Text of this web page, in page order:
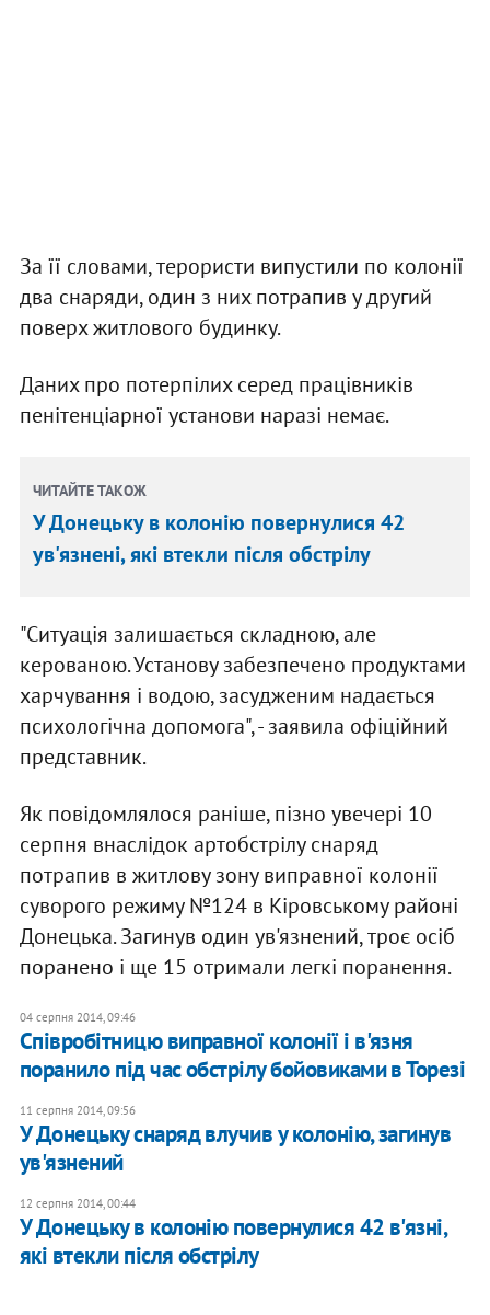
За її словами, терористи випустили по колонії
два снаряди, один з них потрапив у другий
поверх житлового будинку.
Даних про потерпілих серед працівників
пенітенціарної установи наразі немає.
ЧИТАЙТЕ ТАКОЖ
У Донецьку в колонію повернулися 42
ув'язнені, які втекли після обстрілу
"Ситуація залишається складною, але
керованою. Установу забезпечено продуктами
харчування і водою, засудженим надається
психологічна допомога", - заявила офіційний
представник.
Як повідомлялося раніше, пізно увечері 10
серпня внаслідок артобстрілу снаряд
потрапив в житлову зону виправної колонії
суворого режиму №124 в Кіровському районі
Донецька. Загинув один ув'язнений, троє осіб
поранено і ще 15 отримали легкі поранення.
04 серпня 2014, 09:46
Співробітницю виправної колонії і в'язня
поранило під час обстрілу бойовиками в Торезі
11 серпня 2014, 09:56
У Донецьку снаряд влучив у колонію, загинув
ув'язнений
12 серпня 2014, 00:44
У Донецьку в колонію повернулися 42 в'язні,
які втекли після обстрілу